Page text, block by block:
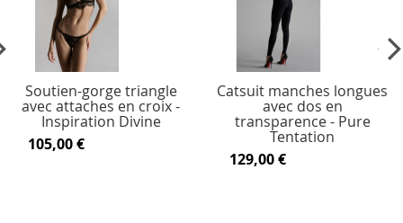
Soutien-gorge triangle
avec attaches en croix -
Inspiration Divine
105,00 €
Catsuit manches longues
avec dos en
transparence - Pure
Tentation
129,00 €